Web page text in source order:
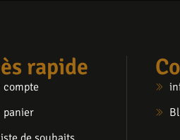
rapide
compte
panier